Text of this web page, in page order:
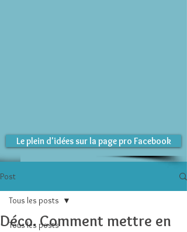
Le plein d'idées sur la page pro Facebook
Post
Tous les posts
Tous les posts
Déco. Comment mettre en